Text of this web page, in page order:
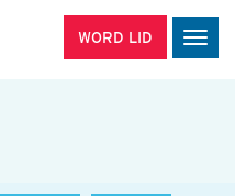
WORD LID